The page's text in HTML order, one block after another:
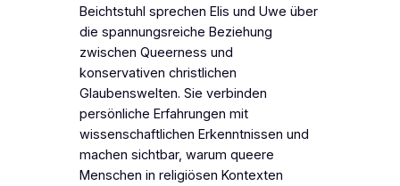
Beichtstuhl sprechen Elis und Uwe über
die spannungsreiche Beziehung
zwischen Queerness und
konservativen christlichen
Glaubenswelten. Sie verbinden
persönliche Erfahrungen mit
wissenschaftlichen Erkenntnissen und
machen sichtbar, warum queere
Menschen in religiösen Kontexten